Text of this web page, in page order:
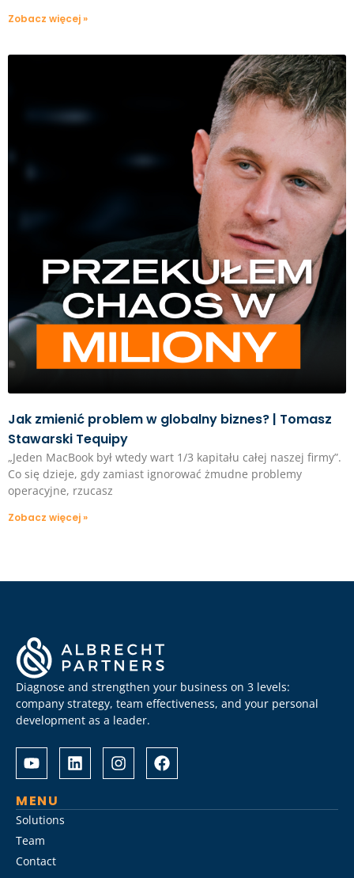
Zobacz więcej »
Jak zmienić problem w globalny biznes? | Tomasz
Stawarski Tequipy
„Jeden MacBook był wtedy wart 1/3 kapitału całej naszej firmy”.
Co się dzieje, gdy zamiast ignorować żmudne problemy
operacyjne, rzucasz
Zobacz więcej »
Diagnose and strengthen your business on 3 levels:
company strategy, team effectiveness, and your personal
development as a leader.
Albrecht
Partners
разом
із
Сіті
розробили
Разом
Albrechtpartners
в
Slot
провели
дослідження
MENU
Solutions
Team
Contact